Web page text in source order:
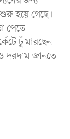
হয়ে গেছে।
পেতে
ঢুঁ মারছেন
দরদাম জানতে